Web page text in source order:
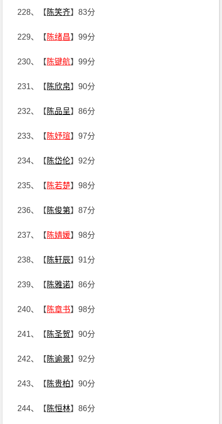
228、【 陈笑齐】83分
229、【 陈绪昌】99分
230、【 陈键航】99分
231、【 陈欣帛】90分
232、【 陈品呈】86分
233、【 陈妤瑄】97分
234、【 陈岱伦】92分
235、【 陈若楚】98分
236、【 陈俊第】87分
237、【 陈婧媛】98分
238、【 陈轩辰】91分
239、【 陈雅诺】86分
240、【 陈章书】98分
241、【 陈圣贺】90分
242、【 陈谕景】92分
243、【 陈贵柏】90分
244、【 陈恒林】86分